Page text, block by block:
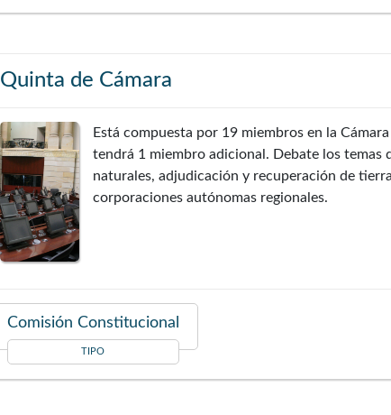
Quinta de Cámara
Está compuesta por 19 miembros en la
tendrá 1 miembro adicional. Debate los temas
naturales, adjudicación y recuperación de
corporaciones autónomas regionales.
Comisión Constitucional
TIPO